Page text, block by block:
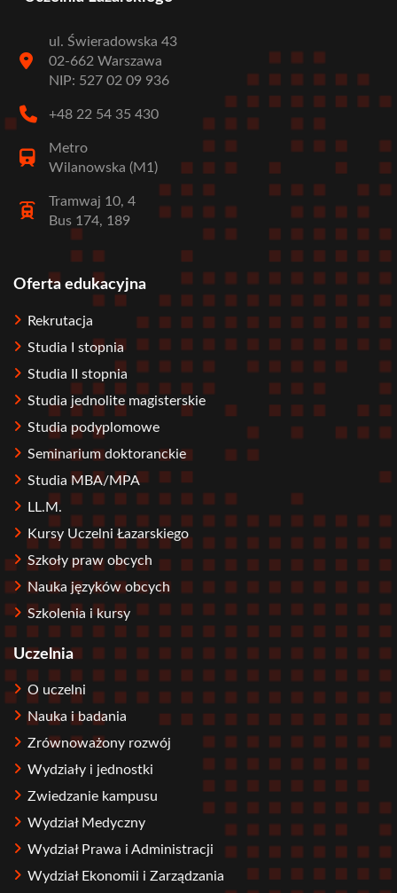
ul. Świeradowska 43
02-662 Warszawa
NIP: 527 02 09 936
+48 22 54 35 430
Metro
Wilanowska (M1)
Tramwaj 10, 4
Bus 174, 189
Stopka
Oferta edukacyjna
Rekrutacja
Studia I stopnia
Studia II stopnia
Studia jednolite magisterskie
Studia podyplomowe
Seminarium doktoranckie
Studia MBA/MPA
LL.M.
Kursy Uczelni Łazarskiego
Szkoły praw obcych
Nauka języków obcych
Szkolenia i kursy
Uczelnia
O uczelni
Nauka i badania
Zrównoważony rozwój
Wydziały i jednostki
Zwiedzanie kampusu
Wydział Medyczny
Wydział Prawa i Administracji
Wydział Ekonomii i Zarządzania